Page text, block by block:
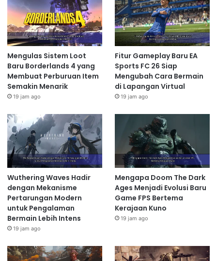
Mengulas Sistem Loot
Baru Borderlands 4 yang
Membuat Perburuan Item
Semakin Menarik
19 jam ago
Fitur Gameplay Baru EA
Sports FC 26 Siap
Mengubah Cara Bermain
di Lapangan Virtual
19 jam ago
Wuthering Waves Hadir
dengan Mekanisme
Pertarungan Modern
untuk Pengalaman
Bermain Lebih Intens
19 jam ago
Mengapa Doom The Dark
Ages Menjadi Evolusi Baru
Game FPS Bertema
Kerajaan Kuno
19 jam ago